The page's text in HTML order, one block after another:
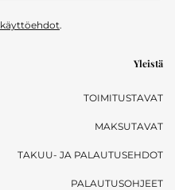
käyttöehdot.
Yleistä
TOIMITUSTAVAT
MAKSUTAVAT
TAKUU- JA PALAUTUSEHDOT
PALAUTUSOHJEET